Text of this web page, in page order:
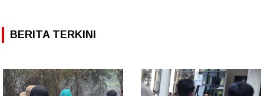
BERITA TERKINI